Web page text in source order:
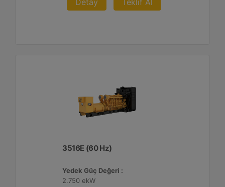
Detay Teklif Al
3516E (60 Hz)
Yedek Güç Değeri :
2.750 ekW